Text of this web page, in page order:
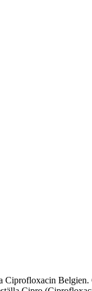
Ciprofloxacin